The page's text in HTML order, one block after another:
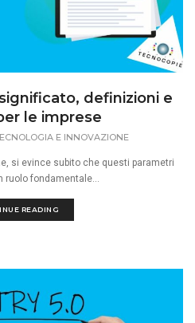
definizioni e
le imprese
E INNOVAZIONE
si evince subito che questi parametri
ruolo fondamentale...
READING